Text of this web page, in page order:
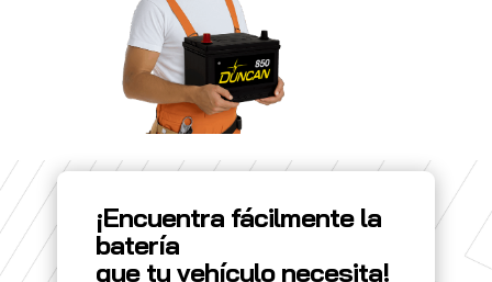
¡Encuentra fácilmente la
batería
que tu vehículo necesita!